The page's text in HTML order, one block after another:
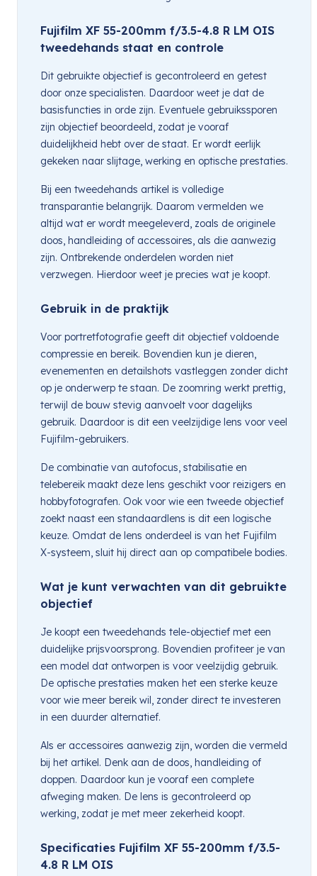
Fujifilm XF 55-200mm f/3.5-4.8 R LM OIS
tweedehands staat en controle
Dit gebruikte objectief is gecontroleerd en getest
door onze specialisten. Daardoor weet je dat de
basisfuncties in orde zijn. Eventuele gebruikssporen
zijn objectief beoordeeld, zodat je vooraf
duidelijkheid hebt over de staat. Er wordt eerlijk
gekeken naar slijtage, werking en optische prestaties.
Bij een tweedehands artikel is volledige
transparantie belangrijk. Daarom vermelden we
altijd wat er wordt meegeleverd, zoals de originele
doos, handleiding of accessoires, als die aanwezig
zijn. Ontbrekende onderdelen worden niet
verzwegen. Hierdoor weet je precies wat je koopt.
Gebruik in de praktijk
Voor portretfotografie geeft dit objectief voldoende
compressie en bereik. Bovendien kun je dieren,
evenementen en detailshots vastleggen zonder dicht
op je onderwerp te staan. De zoomring werkt prettig,
terwijl de bouw stevig aanvoelt voor dagelijks
gebruik. Daardoor is dit een veelzijdige lens voor veel
Fujifilm-gebruikers.
De combinatie van autofocus, stabilisatie en
telebereik maakt deze lens geschikt voor reizigers en
hobbyfotografen. Ook voor wie een tweede objectief
zoekt naast een standaardlens is dit een logische
keuze. Omdat de lens onderdeel is van het Fujifilm
X-systeem, sluit hij direct aan op compatibele bodies.
Wat je kunt verwachten van dit gebruikte
objectief
Je koopt een tweedehands tele-objectief met een
duidelijke prijsvoorsprong. Bovendien profiteer je van
een model dat ontworpen is voor veelzijdig gebruik.
De optische prestaties maken het een sterke keuze
voor wie meer bereik wil, zonder direct te investeren
in een duurder alternatief.
Als er accessoires aanwezig zijn, worden die vermeld
bij het artikel. Denk aan de doos, handleiding of
doppen. Daardoor kun je vooraf een complete
afweging maken. De lens is gecontroleerd op
werking, zodat je met meer zekerheid koopt.
Specificaties Fujifilm XF 55-200mm f/3.5-
4.8 R LM OIS